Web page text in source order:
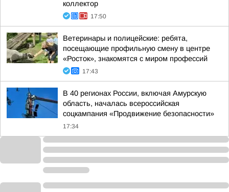
коллектор
17:50
Ветеринары и полицейские: ребята,
посещающие профильную смену в центре
«Росток», знакомятся с миром профессий
17:43
В 40 регионах России, включая Амурскую
область, началась всероссийская
соцкампания «Продвижение безопасности»
17:34